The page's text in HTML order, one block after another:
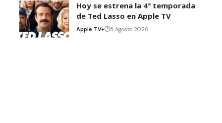
Hoy se estrena la 4ª temporada
de Ted Lasso en Apple TV
Apple TV+ 5 Agosto 2026